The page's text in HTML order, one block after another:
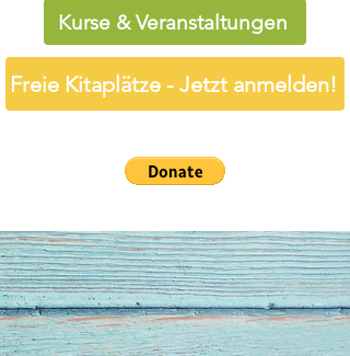
Kurse & Veranstaltungen
Freie Kitaplätze - Jetzt anmelden!